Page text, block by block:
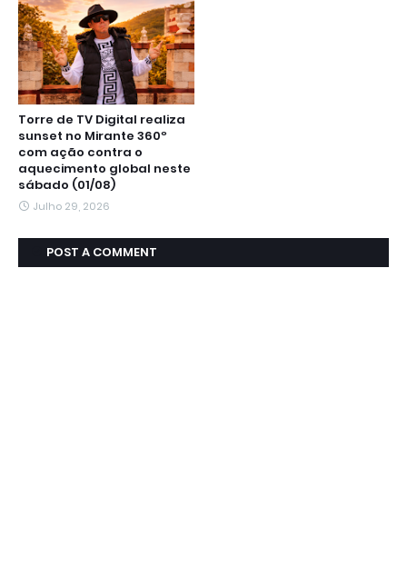
Torre de TV Digital realiza
sunset no Mirante 360º
com ação contra o
aquecimento global neste
sábado (01/08)
Julho 29, 2026
POST A COMMENT